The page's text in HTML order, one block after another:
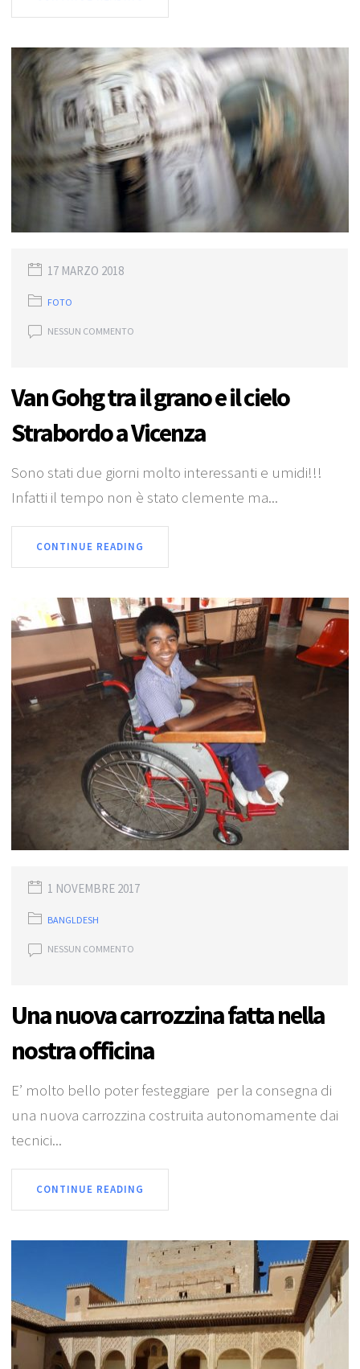
17 MARZO 2018
FOTO
NESSUN COMMENTO
Van Gohg tra il grano e il cielo
Strabordo a Vicenza
Sono stati due giorni molto interessanti e umidi!!!
Infatti il tempo non è stato clemente ma...
CONTINUE READING
1 NOVEMBRE 2017
BANGLDESH
NESSUN COMMENTO
Una nuova carrozzina fatta nella
nostra officina
E’ molto bello poter festeggiare per la consegna di
una nuova carrozzina costruita autonomamente dai
tecnici...
CONTINUE READING